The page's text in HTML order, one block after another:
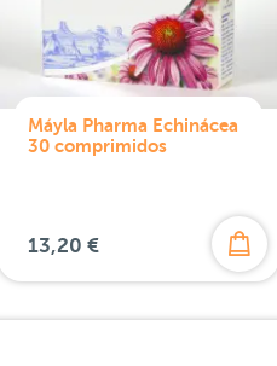
Máyla Pharma Echinácea
30 comprimidos
13,20 €